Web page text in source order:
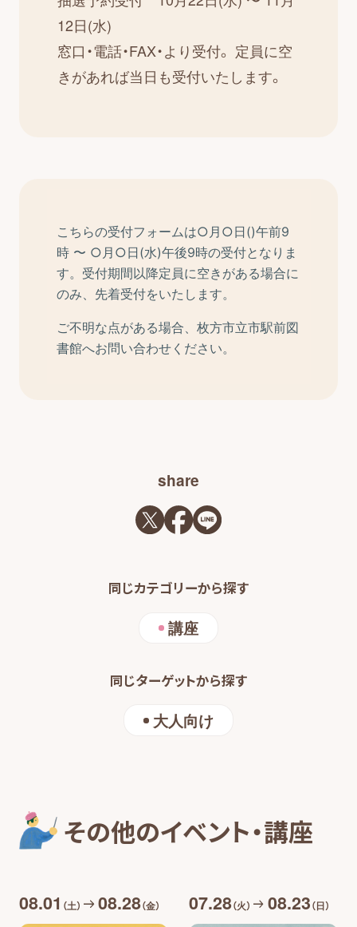
share
同じカテゴリーから探す
講座
同じターゲットから探す
大人向け
12日(水)
窓口・電話・FAX・より受付。 定員に空
きがあれば当日も受付いたします。
その他のイベント・講座
08.01 （土） 08.28（金） 07.28（火） 08.23（日）